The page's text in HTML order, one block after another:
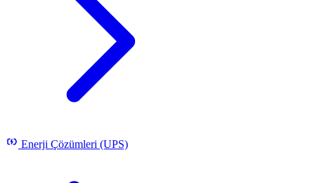
Enerji Çözümleri (UPS)